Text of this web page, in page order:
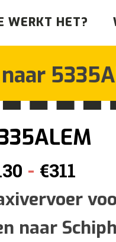
WERKT HET?
- €311
€130
tot
naar